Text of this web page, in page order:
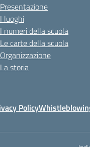
Presentazione
I luoghi
I numeri della scuola
Le carte della scuola
Organizzazione
La storia
Policy